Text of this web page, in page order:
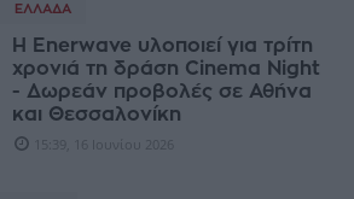
ΕΛΛΆΔΑ
Η Enerwave υλοποιεί για τρίτη
χρονιά τη δράση Cinema Night
- Δωρεάν προβολές σε Αθήνα
και Θεσσαλονίκη
15:39, 16 Ιουνίου 2026